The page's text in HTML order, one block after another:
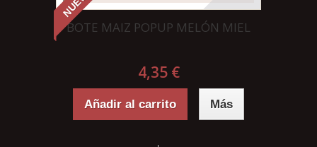
BOTE MAIZ POPUP MELÓN MIEL
4,35 €
Añadir al carrito Más